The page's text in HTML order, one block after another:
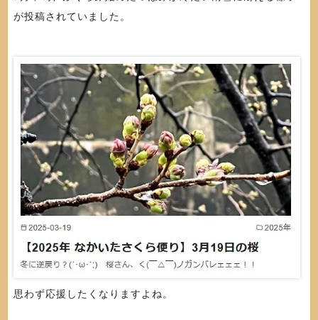
が投稿されていました。
思わず応援したくなりますよね。